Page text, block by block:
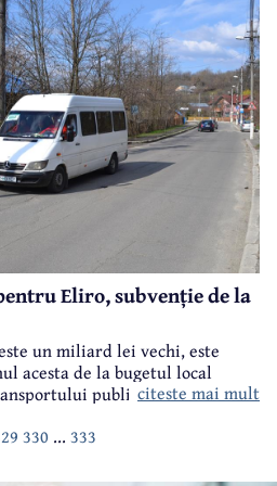
lucru, fondurile europene au fost
investiții au fost incluse în bugetul local.
Eliro, subvenție de la
un miliard lei vechi, este
acesta de la bugetul local
public de persoane
duce la Eliro SRL, societatea
de călătorie de la 2,5 lei la 3
citeste mai mult
330 ... 333